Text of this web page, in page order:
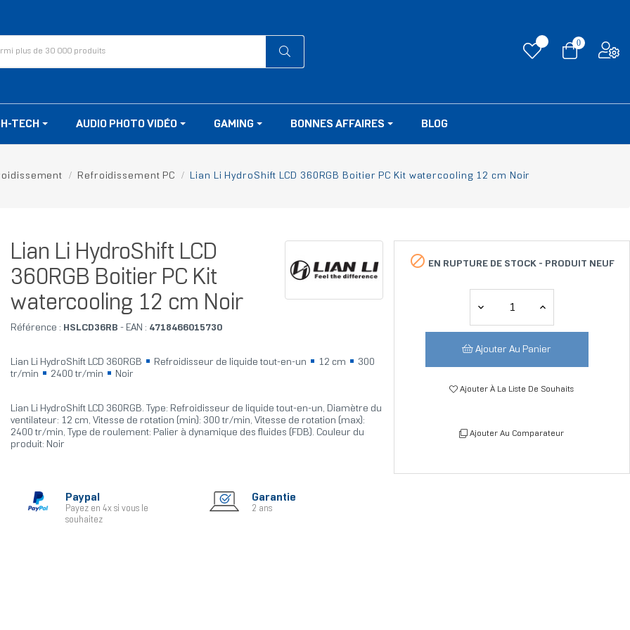
0
TECH AUDIO PHOTO VIDÉO GAMING BONNES AFFAIRES BLOG
Refroidissement PC Lian Li HydroShift LCD 360RGB Boitier PC Kit watercooling 12 cm Noir
Lian Li HydroShift LCD
360RGB Boitier PC Kit
watercooling 12 cm Noir
Référence : HSLCD36RB - EAN : 4718466015730
Lian Li HydroShift LCD 360RGB Refroidisseur de liquide tout-en-un 12 cm
300
tr/min
2400 tr/min Noir
Lian Li HydroShift LCD 360RGB. Type: Refroidisseur de liquide tout-en-un, Diamètre du
ventilateur: 12 cm, Vitesse de rotation (min): 300 tr/min, Vitesse de rotation (max):
2400 tr/min, Type de roulement: Palier à dynamique des fluides (FDB). Couleur du
produit: Noir
Paypal
Payez en 4x si vous le
souhaitez
Garantie
2 ans
 EN RUPTURE DE STOCK - PRODUIT NEUF
Ajouter Au Panier
Ajouter À La Liste De Souhaits
Ajouter Au Comparateur